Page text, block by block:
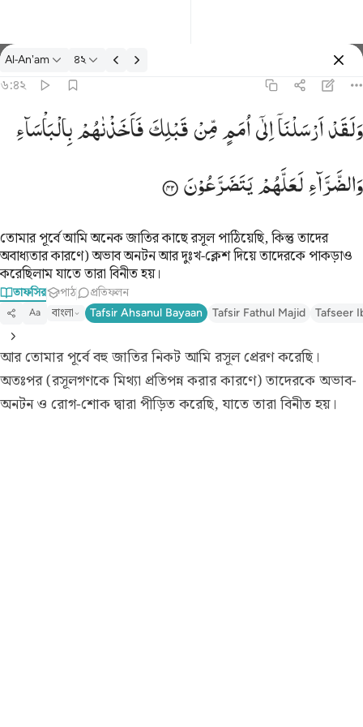
তাফসির: Al-An'am ৬:৪২
Al-An'am ৪২
৬:৪২
الى امم من قبلك فاخذناهم بالباساء والضراء لعلهم يتضرعون ٤٢
إِلَىٰٓ أُمَمٍۢ مِّن قَبْلِكَ فَأَخَذْنَـٰهُم بِٱلْبَأْسَآءِ وَٱلضَّرَّآءِ لَعَلَّهُمْ يَتَضَرَّعُونَ ٤٢
وَلَقَدْاَرْسَلْنَاۤاِلٰۤیاُمَمٍمِّنْقَبْلِكَفَاَخَذْنٰهُمْبِالْبَاْسَآءِ
وَالضَّرَّآءِلَعَلَّهُمْیَتَضَرَّعُوْنَ
তোমার পূর্বে আমি অনেক জাতির কাছে রসূল পাঠিয়েছি, কিন্তু তাদের
অবাধ্যতার কারণে) অভাব অনটন আর দুঃখ-ক্লেশ দিয়ে তাদেরকে পাকড়াও
করেছিলাম যাতে তারা বিনীত হয়।
তাফসির পাঠ প্রতিফলন
Aa বাংলা Tafsir Ahsanul Bayaan Tafsir Fathul Majid Tafseer
আর তোমার পূর্বে বহু জাতির নিকট আমি রসূল প্রেরণ করেছি।
অতঃপর (রসূলগণকে মিথ্যা প্রতিপন্ন করার কারণে) তাদেরকে অভাব-
অনটন ও রোগ-শোক দ্বারা পীড়িত করেছি, যাতে তারা বিনীত হয়।